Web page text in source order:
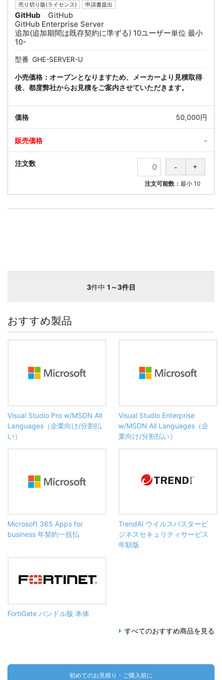
売り切り版(ライセンス) 申請書提出
GitHub
GitHub
GitHub Enterprise Server
追加(追加期間は既存契約に準ずる) 10ユーザー単位 最小
10-
型番 GHE-SERVER-U
小売価格：オープンとなりますため、メーカーより見積取得
後、都度弊社からお見積をご案内させていただきます。
50,000円
-
注文可能数： 最小 10
3件中 1～3件目
おすすめ製品
Visual Studio Pro w/MSDN All
Languages（企業向け/分割払
い）
Visual Studio Enterprise
w/MSDN All Languages（企
業向け/分割払い）
Microsoft 365 Apps for
business 年契約一括払
TrendAI ウイルスバスタービ
ジネスセキュリティサービス
年額版
FortiGate バンドル版 本体
すべてのおすすめ商品を見る
初めてのお見積り・ご購入前に